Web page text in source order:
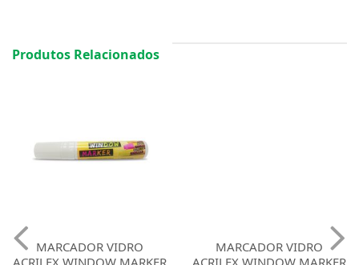
Produtos Relacionados
MARCADOR VIDRO
ACRILEX WINDOW MARKER
MARCADOR VIDRO
ACRILEX WINDOW MARKER